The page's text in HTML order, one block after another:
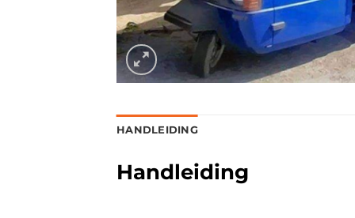
HANDLEIDING
Handleiding